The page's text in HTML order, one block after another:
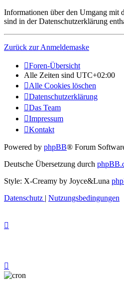
Informationen über den Umgang mit
sind in der Datenschutzerklärung
Zurück zur Anmeldemaske
Foren-Übersicht
Alle Zeiten sind UTC+02:00
Alle Cookies löschen
Datenschutzerklärung
Das Team
Impressum
Kontakt
Powered by phpBB® Forum
Deutsche Übersetzung durch
Style: X-Creamy by Joyce&Luna
Datenschutz | Nutzungsbedingungen